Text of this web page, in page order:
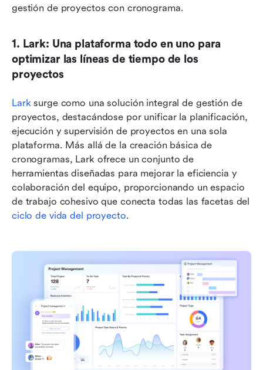
gestión de proyectos con cronograma.
1. Lark: Una plataforma todo en uno para
optimizar las líneas de tiempo de los
proyectos
Lark surge como una solución integral de gestión de
proyectos, destacándose por unificar la planificación,
ejecución y supervisión de proyectos en una sola
plataforma. Más allá de la creación básica de
cronogramas, Lark ofrece un conjunto de
herramientas diseñadas para mejorar la eficiencia y
colaboración del equipo, proporcionando un espacio
ciclo de vida del proyecto.